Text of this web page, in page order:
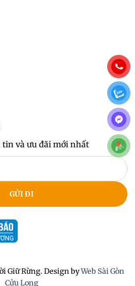
và ưu đãi mới nhất
Giữ Rừng. Design byWeb Sài Gòn
Cửu Long